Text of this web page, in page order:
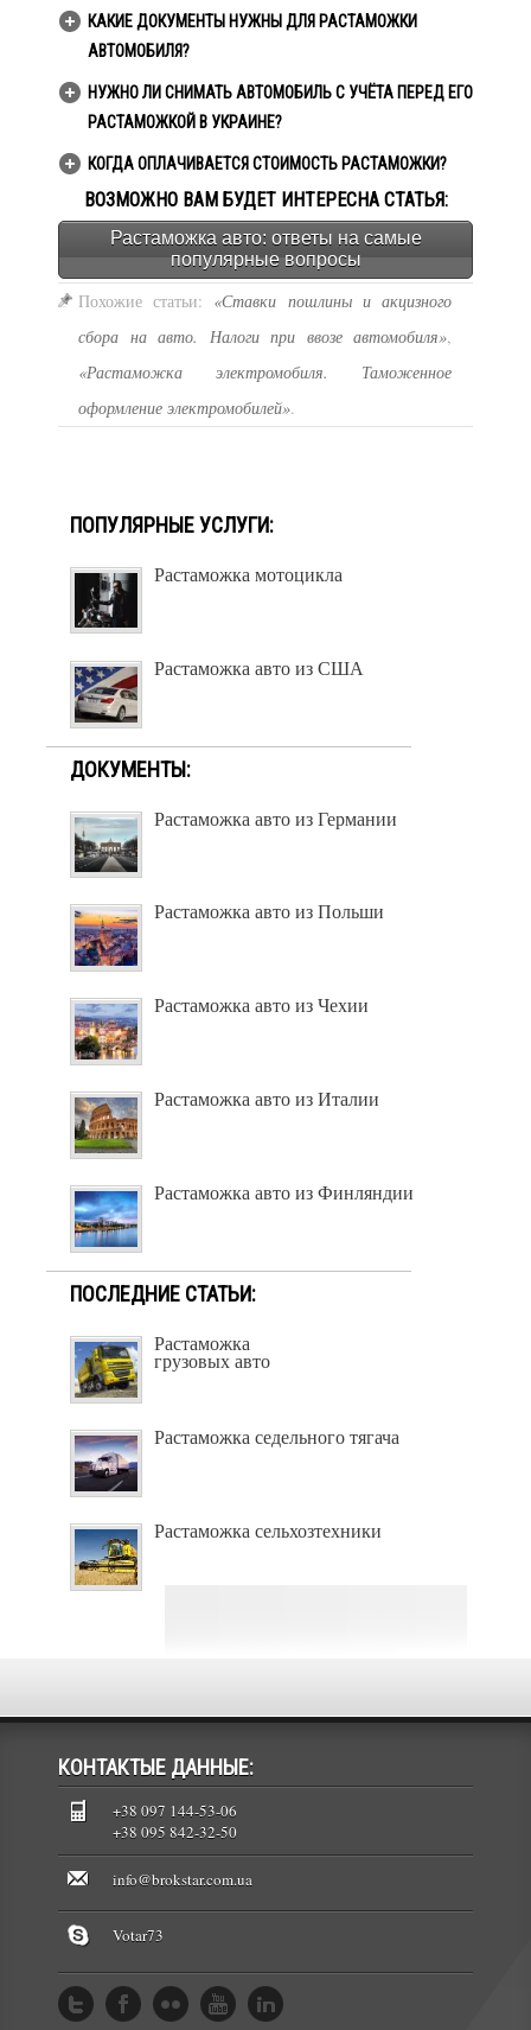
КАКИЕ ДОКУМЕНТЫ НУЖНЫ ДЛЯ РАСТАМОЖКИ
АВТОМОБИЛЯ?
НУЖНО ЛИ СНИМАТЬ АВТОМОБИЛЬ С УЧЁТА ПЕРЕД ЕГО
РАСТАМОЖКОЙ В УКРАИНЕ?
КОГДА ОПЛАЧИВАЕТСЯ СТОИМОСТЬ РАСТАМОЖКИ?
ВОЗМОЖНО ВАМ БУДЕТ ИНТЕРЕСНА СТАТЬЯ:
Растаможка авто: ответы на самые
популярные вопросы
Похожие статьи: «Ставки пошлины и акцизного
сбора на авто. Налоги при ввозе автомобиля»,
«Растаможка электромобиля. Таможенное
оформление электромобилей».
ПОПУЛЯРНЫЕ УСЛУГИ:
Растаможка мотоцикла
Растаможка авто из США
ДОКУМЕНТЫ:
Растаможка авто из Германии
Растаможка авто из Польши
Растаможка авто из Чехии
Растаможка авто из Италии
Растаможка авто из Финляндии
ПОСЛЕДНИЕ СТАТЬИ:
Растаможка
грузовых авто
Растаможка седельного тягача
Растаможка сельхозтехники
КОНТАКТЫЕ ДАННЫЕ:
+38 097 144-53-06
+38 095 842-32-50
info@brokstar.com.ua
Votar73